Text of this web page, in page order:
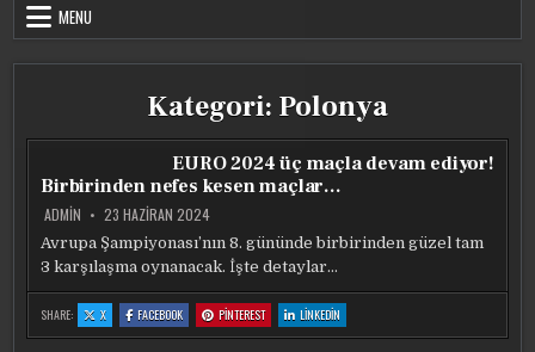
MENU
Kategori: Polonya
EURO 2024 üç maçla devam ediyor!
Birbirinden nefes kesen maçlar…
ADMIN 23 HAZIRAN 2024
Avrupa Şampiyonası’nın 8. gününde birbirinden güzel tam
3 karşılaşma oynanacak. İşte detaylar…
SHARE: X:
EURO
2024
FACEBOOK:
EURO
2024
PINTEREST:
EURO
2024
LINKEDIN
EURO
2024